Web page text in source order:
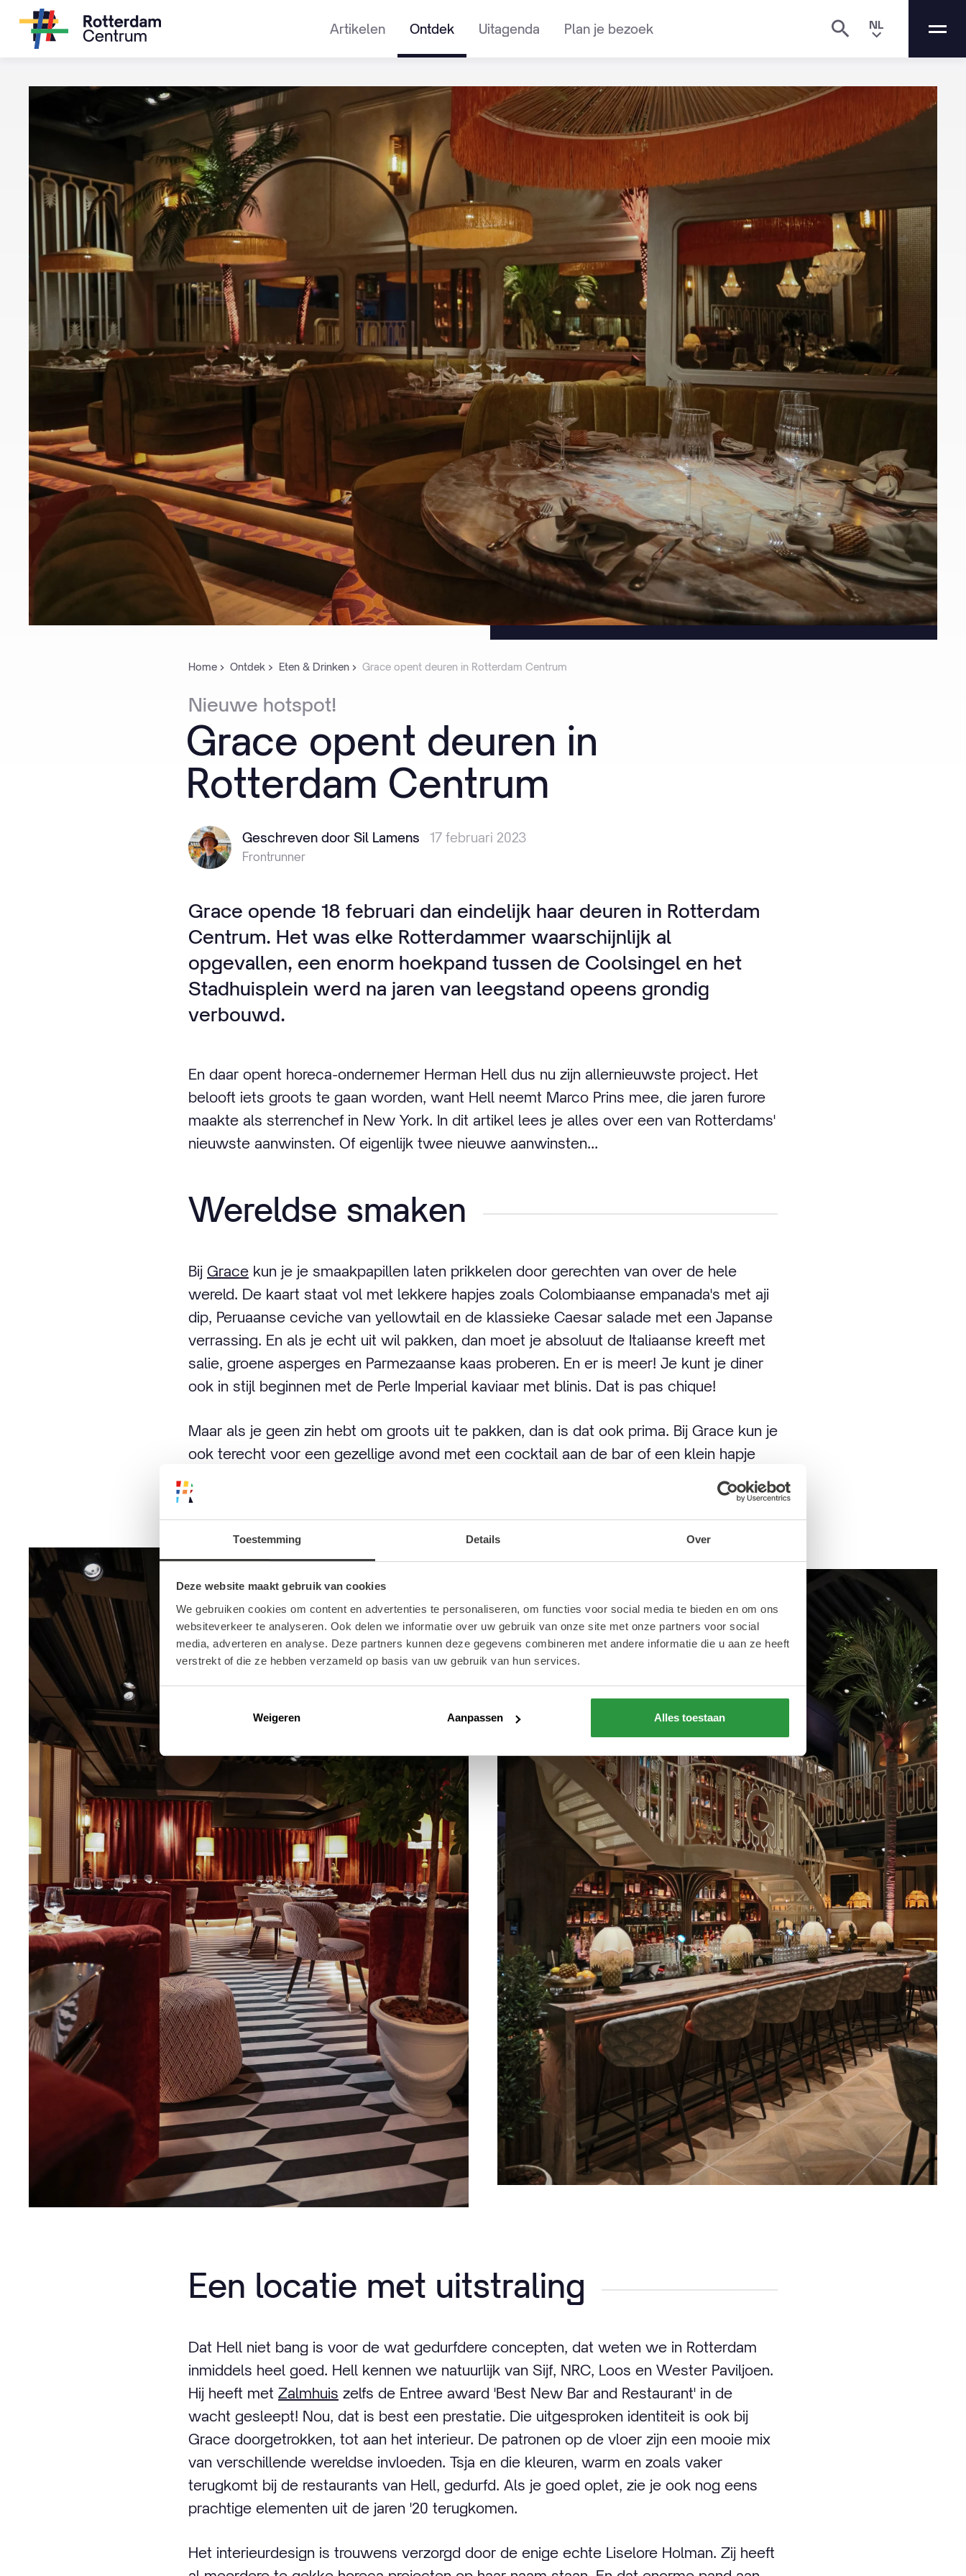
Toestemming Details Over
Deze website maakt gebruik van cookies
We gebruiken cookies om content en advertenties te personaliseren, om functies voor social media te bieden en om ons
websiteverkeer te analyseren. Ook delen we informatie over uw gebruik van onze site met onze partners voor social
media, adverteren en analyse. Deze partners kunnen deze gegevens combineren met andere informatie die u aan ze heeft
verstrekt of die ze hebben verzameld op basis van uw gebruik van hun services.
Weigeren Aanpassen Alles toestaan
Artikelen Ontdek Uitagenda Plan je bezoek NL
Home Ontdek Eten & Drinken Grace opent deuren in Rotterdam Centrum
Nieuwe hotspot!
Grace opent deuren in
Rotterdam Centrum
Geschreven door Sil Lamens 17 februari 2023
Frontrunner
Grace opende 18 februari dan eindelijk haar deuren in Rotterdam
Centrum. Het was elke Rotterdammer waarschijnlijk al
opgevallen, een enorm hoekpand tussen de Coolsingel en het
Stadhuisplein werd na jaren van leegstand opeens grondig
verbouwd.
En daar opent horeca-ondernemer Herman Hell dus nu zijn allernieuwste project. Het
belooft iets groots te gaan worden, want Hell neemt Marco Prins mee, die jaren furore
maakte als sterrenchef in New York. In dit artikel lees je alles over een van Rotterdams'
nieuwste aanwinsten. Of eigenlijk twee nieuwe aanwinsten...
Wereldse smaken
Bij Grace kun je je smaakpapillen laten prikkelen door gerechten van over de hele
wereld. De kaart staat vol met lekkere hapjes zoals Colombiaanse empanada's met aji
dip, Peruaanse ceviche van yellowtail en de klassieke Caesar salade met een Japanse
verrassing. En als je echt uit wil pakken, dan moet je absoluut de Italiaanse kreeft met
salie, groene asperges en Parmezaanse kaas proberen. En er is meer! Je kunt je diner
ook in stijl beginnen met de Perle Imperial kaviaar met blinis. Dat is pas chique!
Maar als je geen zin hebt om groots uit te pakken, dan is dat ook prima. Bij Grace kun je
ook terecht voor een gezellige avond met een cocktail aan de bar of een klein hapje
met je lief. Alhoewel de gerechten verfijnd en doordacht zijn, vinden ze het bij Grace
belangrijk dat iedereen zich welkom voelt.
Een locatie met uitstraling
Dat Hell niet bang is voor de wat gedurfdere concepten, dat weten we in Rotterdam
inmiddels heel goed. Hell kennen we natuurlijk van Sijf, NRC, Loos en Wester Paviljoen.
Hij heeft met Zalmhuis zelfs de Entree award 'Best New Bar and Restaurant' in de
wacht gesleept! Nou, dat is best een prestatie. Die uitgesproken identiteit is ook bij
Grace doorgetrokken, tot aan het interieur. De patronen op de vloer zijn een mooie mix
van verschillende wereldse invloeden. Tsja en die kleuren, warm en zoals vaker
terugkomt bij de restaurants van Hell, gedurfd. Als je goed oplet, zie je ook nog eens
prachtige elementen uit de jaren '20 terugkomen.
Het interieurdesign is trouwens verzorgd door de enige echte Liselore Holman. Zij heeft